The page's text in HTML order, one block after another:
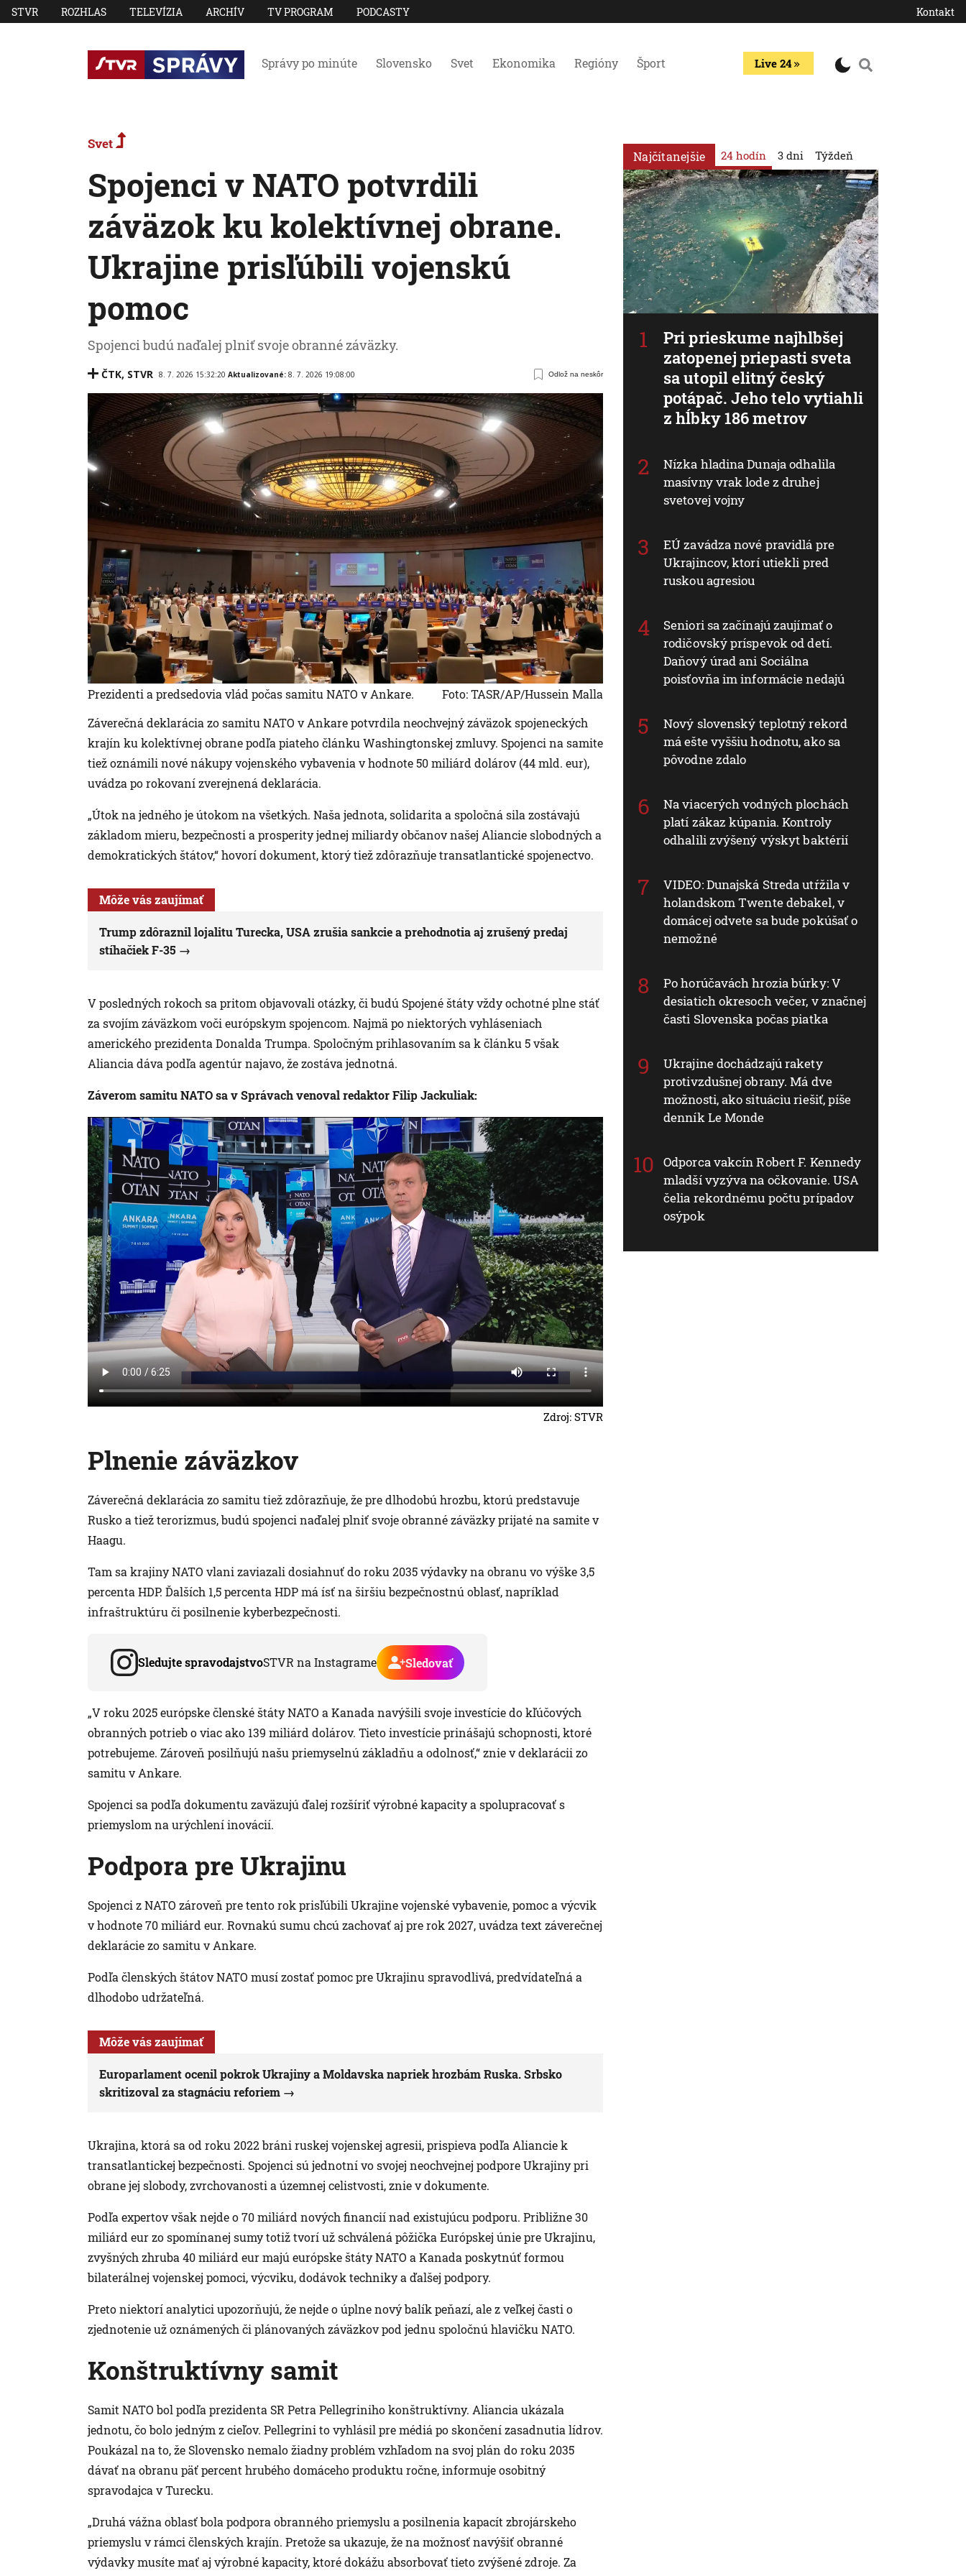
STVR ROZHLAS TELEVÍZIA ARCHÍV TV PROGRAM PODCASTY Kontakt
Správy po minúte Slovensko Svet Ekonomika Regióny Šport Live 24
Svet
Spojenci v NATO potvrdili
záväzok ku kolektívnej obrane.
Ukrajine prisľúbili vojenskú
pomoc
Spojenci budú naďalej plniť svoje obranné záväzky.
ČTK, STVR 8. 7. 2026 15:32:20 Aktualizované: 8. 7. 2026 19:08:00 Odlož na neskôr
Prezidenti a predsedovia vlád počas samitu NATO v Ankare.
Foto: TASR/AP/Hussein Malla
Záverečná deklarácia zo samitu NATO v Ankare potvrdila neochvejný záväzok spojeneckých
krajín ku kolektívnej obrane podľa piateho článku Washingtonskej zmluvy. Spojenci na samite
tiež oznámili nové nákupy vojenského vybavenia v hodnote 50 miliárd dolárov (44 mld. eur),
uvádza po rokovaní zverejnená deklarácia.
„Útok na jedného je útokom na všetkých. Naša jednota, solidarita a spoločná sila zostávajú
základom mieru, bezpečnosti a prosperity jednej miliardy občanov našej Aliancie slobodných a
demokratických štátov,“ hovorí dokument, ktorý tiež zdôrazňuje transatlantické spojenectvo.
Môže vás zaujímať
Trump zdôraznil lojalitu Turecka, USA zrušia sankcie a prehodnotia aj zrušený predaj
stíhačiek F-35
V posledných rokoch sa pritom objavovali otázky, či budú Spojené štáty vždy ochotné plne stáť
za svojím záväzkom voči európskym spojencom. Najmä po niektorých vyhláseniach
amerického prezidenta Donalda Trumpa. Spoločným prihlasovaním sa k článku 5 však
Aliancia dáva podľa agentúr najavo, že zostáva jednotná.
Záverom samitu NATO sa v Správach venoval redaktor Filip Jackuliak:
Zdroj: STVR
Plnenie záväzkov
Záverečná deklarácia zo samitu tiež zdôrazňuje, že pre dlhodobú hrozbu, ktorú predstavuje
Rusko a tiež terorizmus, budú spojenci naďalej plniť svoje obranné záväzky prijaté na samite v
Haagu.
Tam sa krajiny NATO vlani zaviazali dosiahnuť do roku 2035 výdavky na obranu vo výške 3,5
percenta HDP. Ďalších 1,5 percenta HDP má ísť na širšiu bezpečnostnú oblasť, napríklad
infraštruktúru či posilnenie kyberbezpečnosti.
Sledujte spravodajstvoSTVR na Instagrame Sledovať
„V roku 2025 európske členské štáty NATO a Kanada navýšili svoje investície do kľúčových
obranných potrieb o viac ako 139 miliárd dolárov. Tieto investície prinášajú schopnosti, ktoré
potrebujeme. Zároveň posilňujú našu priemyselnú základňu a odolnosť,“ znie v deklarácii zo
samitu v Ankare.
Spojenci sa podľa dokumentu zaväzujú ďalej rozšíriť výrobné kapacity a spolupracovať s
priemyslom na urýchlení inovácií.
Podpora pre Ukrajinu
Spojenci z NATO zároveň pre tento rok prisľúbili Ukrajine vojenské vybavenie, pomoc a výcvik
v hodnote 70 miliárd eur. Rovnakú sumu chcú zachovať aj pre rok 2027, uvádza text záverečnej
deklarácie zo samitu v Ankare.
Podľa členských štátov NATO musí zostať pomoc pre Ukrajinu spravodlivá, predvídateľná a
dlhodobo udržateľná.
Môže vás zaujímať
Europarlament ocenil pokrok Ukrajiny a Moldavska napriek hrozbám Ruska. Srbsko
skritizoval za stagnáciu reforiem
Ukrajina, ktorá sa od roku 2022 bráni ruskej vojenskej agresii, prispieva podľa Aliancie k
transatlantickej bezpečnosti. Spojenci sú jednotní vo svojej neochvejnej podpore Ukrajiny pri
obrane jej slobody, zvrchovanosti a územnej celistvosti, znie v dokumente.
Podľa expertov však nejde o 70 miliárd nových financií nad existujúcu podporu. Približne 30
miliárd eur zo spomínanej sumy totiž tvorí už schválená pôžička Európskej únie pre Ukrajinu,
zvyšných zhruba 40 miliárd eur majú európske štáty NATO a Kanada poskytnúť formou
bilaterálnej vojenskej pomoci, výcviku, dodávok techniky a ďalšej podpory.
Preto niektorí analytici upozorňujú, že nejde o úplne nový balík peňazí, ale z veľkej časti o
zjednotenie už oznámených či plánovaných záväzkov pod jednu spoločnú hlavičku NATO.
Konštruktívny samit
Samit NATO bol podľa prezidenta SR Petra Pellegriniho konštruktívny. Aliancia ukázala
jednotu, čo bolo jedným z cieľov. Pellegrini to vyhlásil pre médiá po skončení zasadnutia lídrov.
Poukázal na to, že Slovensko nemalo žiadny problém vzhľadom na svoj plán do roku 2035
dávať na obranu päť percent hrubého domáceho produktu ročne, informuje osobitný
spravodajca v Turecku.
„Druhá vážna oblasť bola podpora obranného priemyslu a posilnenia kapacít zbrojárskeho
priemyslu v rámci členských krajín. Pretože sa ukazuje, že na možnosť navýšiť obranné
výdavky musíte mať aj výrobné kapacity, ktoré dokážu absorbovať tieto zvýšené zdroje. Za
Najčítanejšie 24 hodín
Pri prieskume najhlbšej
zatopenej priepasti sveta
sa utopil elitný český
potápač. Jeho telo vytiahli
z hĺbky 186 metrov
Nízka hladina Dunaja odhalila
masívny vrak lode z druhej
svetovej vojny
EÚ zavádza nové pravidlá pre
Ukrajincov, ktorí utiekli pred
ruskou agresiou
Seniori sa začínajú zaujímať o
rodičovský príspevok od detí.
Daňový úrad ani Sociálna
poisťovňa im informácie nedajú
Nový slovenský teplotný rekord
má ešte vyššiu hodnotu, ako sa
pôvodne zdalo
Na viacerých vodných plochách
platí zákaz kúpania. Kontroly
odhalili zvýšený výskyt baktérií
VIDEO: Dunajská Streda utŕžila v
holandskom Twente debakel, v
domácej odvete sa bude pokúšať o
nemožné
Po horúčavách hrozia búrky: V
desiatich okresoch večer, v značnej
časti Slovenska počas piatka
Ukrajine dochádzajú rakety
protivzdušnej obrany. Má dve
možnosti, ako situáciu riešiť, píše
denník Le Monde
Odporca vakcín Robert F. Kennedy
mladší vyzýva na očkovanie. USA
čelia rekordnému počtu prípadov
osýpok
3 dni Týždeň